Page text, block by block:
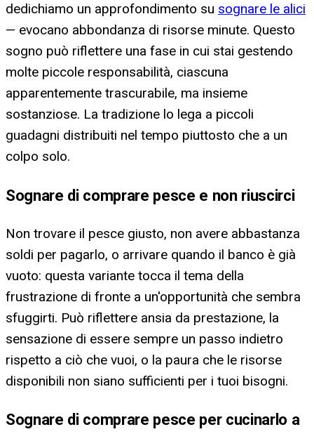
dedichiamo un approfondimento su sognare le alici
— evocano abbondanza di risorse minute. Questo
sogno può riflettere una fase in cui stai gestendo
molte piccole responsabilità, ciascuna
apparentemente trascurabile, ma insieme
sostanziose. La tradizione lo lega a piccoli
guadagni distribuiti nel tempo piuttosto che a un
colpo solo.
Sognare di comprare pesce e non riuscirci
Non trovare il pesce giusto, non avere abbastanza
soldi per pagarlo, o arrivare quando il banco è già
vuoto: questa variante tocca il tema della
frustrazione di fronte a un'opportunità che sembra
sfuggirti. Può riflettere ansia da prestazione, la
sensazione di essere sempre un passo indietro
rispetto a ciò che vuoi, o la paura che le risorse
disponibili non siano sufficienti per i tuoi bisogni.
Sognare di comprare pesce per cucinarlo a